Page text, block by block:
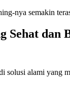
nya semakin
Sehat dan
alami yang